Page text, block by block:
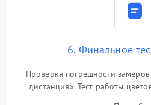
6. Финальное
Проверка погрешности
дистанциях. Тест работы
термограмм в память и